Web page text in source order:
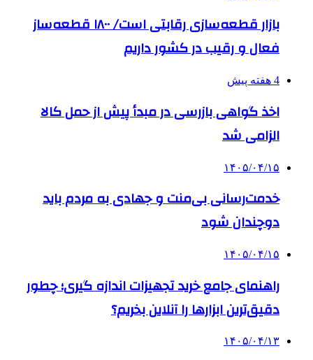
بازار قطعه‌سازی رقابتی است/ ۱۸۰۰ قطعه‌ساز
فعال و رقیب در کشور داریم
4 هفته پیش
اخذ گواهی بازرسی در مبدأ پیش از حمل کالا
الزامی شد
۱۴۰۵/۰۴/۱۵
خدمت‌رسانی بی‌منت و جهادی به مردم باید
دوچندان شود
۱۴۰۵/۰۴/۱۵
راهنمای جامع خرید تجهیزات اندازه گیری؛ چطور
دقیق‌ترین ابزارها را آنلاین بخریم؟
۱۴۰۵/۰۴/۱۳